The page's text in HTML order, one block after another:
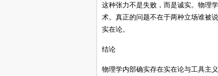
这种张力不是失败，而是诚实。物理
术。真正的问题不在于两种立场谁被
实在论。
结论
物理学内部确实存在实在论与工具主